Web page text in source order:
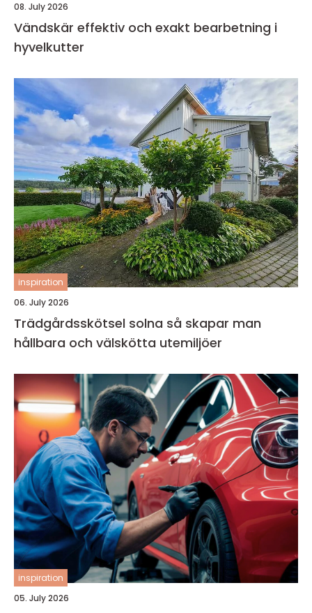
08. July 2026
Vändskär effektiv och exakt bearbetning i
hyvelkutter
inspiration
06. July 2026
Trädgårdsskötsel solna så skapar man
hållbara och välskötta utemiljöer
inspiration
05. July 2026